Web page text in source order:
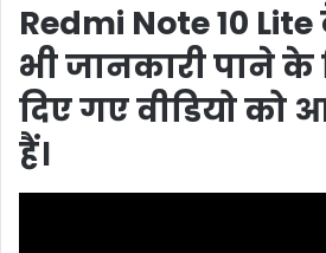
Redmi Note 10
भी जानकारी पाने के
दिए गए वीडियो
हैं।